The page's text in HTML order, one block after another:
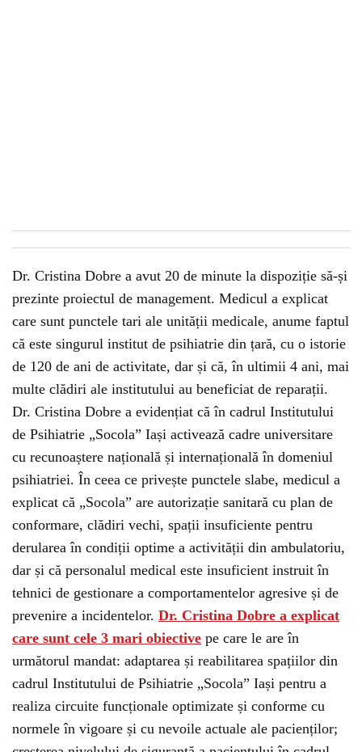
Dr. Cristina Dobre a avut 20 de minute la dispoziție să-și
prezinte proiectul de management. Medicul a explicat
care sunt punctele tari ale unității medicale, anume faptul
că este singurul institut de psihiatrie din țară, cu o istorie
de 120 de ani de activitate, dar și că, în ultimii 4 ani, mai
multe clădiri ale institutului au beneficiat de reparații.
Dr. Cristina Dobre a evidențiat că în cadrul Institutului
de Psihiatrie „Socola” Iași activează cadre universitare
cu recunoaștere națională și internațională în domeniul
psihiatriei. În ceea ce privește punctele slabe, medicul a
explicat că „Socola” are autorizație sanitară cu plan de
conformare, clădiri vechi, spații insuficiente pentru
derularea în condiții optime a activității din ambulatoriu,
dar și că personalul medical este insuficient instruit în
tehnici de gestionare a comportamentelor agresive și de
prevenire a incidentelor. Dr. Cristina Dobre a explicat
care sunt cele 3 mari obiective pe care le are în
următorul mandat: adaptarea și reabilitarea spațiilor din
cadrul Institutului de Psihiatrie „Socola” Iași pentru a
realiza circuite funcționale optimizate și conforme cu
normele în vigoare și cu nevoile actuale ale pacienților;